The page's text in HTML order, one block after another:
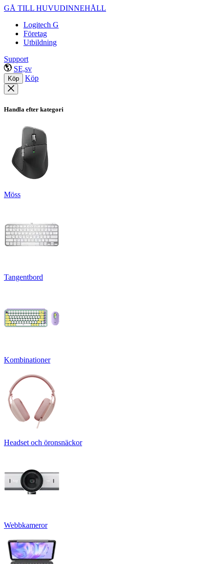
GÅ TILL HUVUDINNEHÅLL
Logitech G
Företag
Utbildning
Support
SE,sv
Köp Köp
Handla efter kategori
Möss
Tangentbord
Kombinationer
Headset och öronsnäckor
Webbkameror